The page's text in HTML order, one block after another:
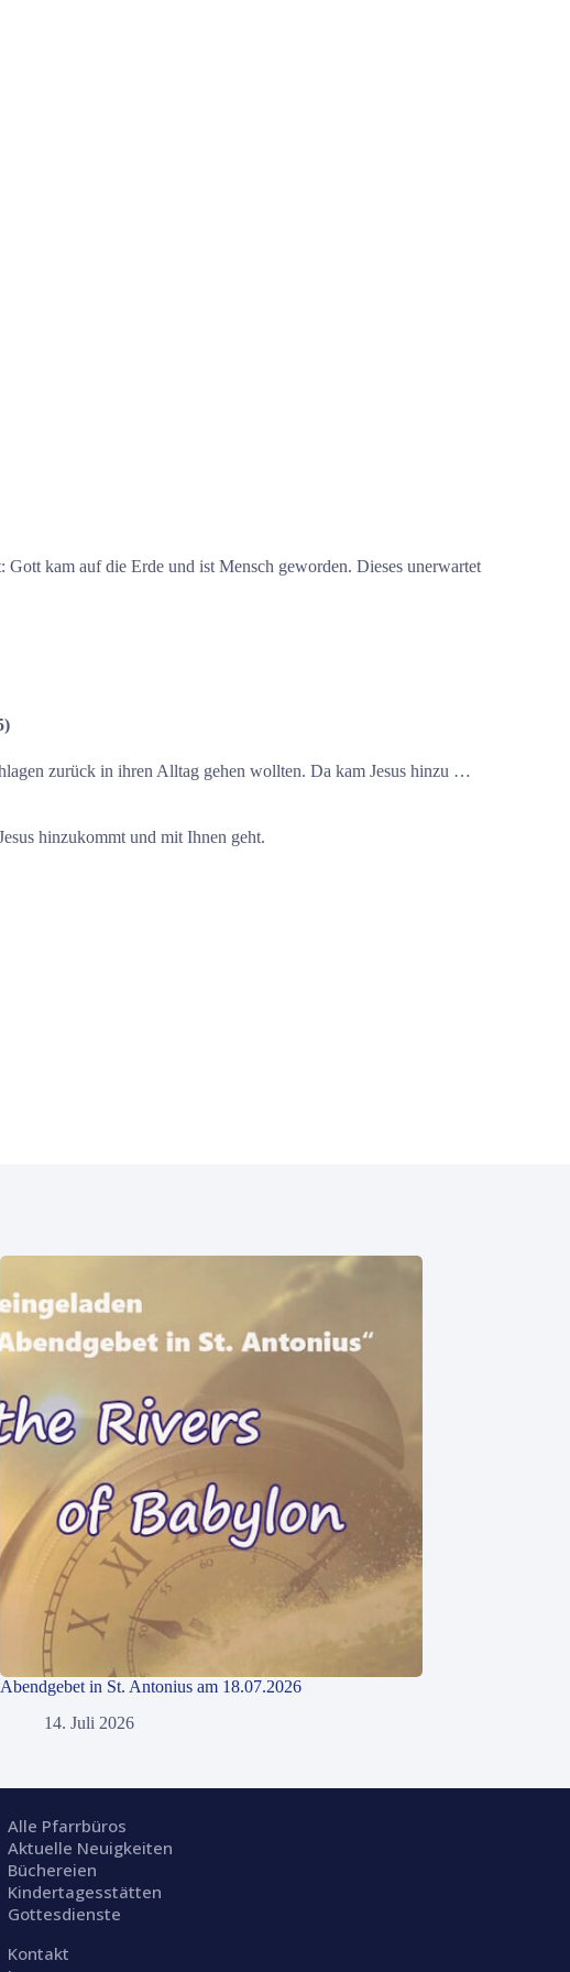
Gott kam auf die Erde und ist Mensch geworden. Dieses unerwartet
zurück in ihren Alltag gehen wollten. Da kam Jesus hinzu …
hinzukommt und mit Ihnen geht.
Abendgebet in St. Antonius am 18.07.2026
14. Juli 2026
Alle Pfarrbüros
Aktuelle Neuigkeiten
Büchereien
Kindertagesstätten
Gottesdienste
Kontakt